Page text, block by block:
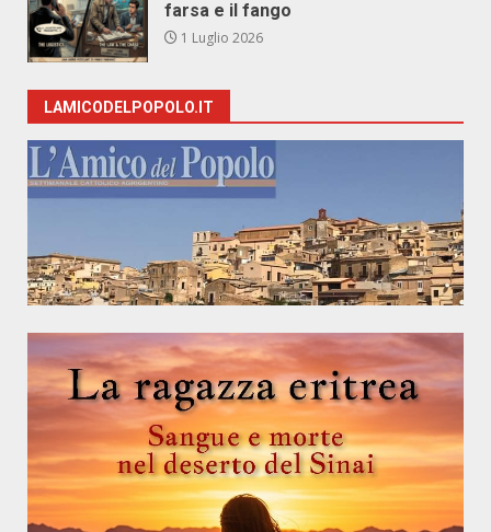
farsa e il fango
1 Luglio 2026
LAMICODELPOPOLO.IT